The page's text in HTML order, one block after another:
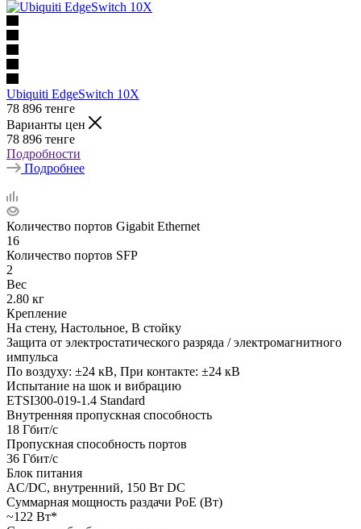
Ubiquiti EdgeSwitch 10X
78 896 тенге
Варианты цен
78 896 тенге
Подробности
Подробнее
Количество портов Gigabit Ethernet
16
Количество портов SFP
2
Вес
2.80 кг
Крепление
На стену, Настольное, В стойку
Защита от электростатического разряда / электромагнитного
импульса
По воздуху: ±24 кВ, При контакте: ±24 кВ
Испытание на шок и вибрацию
ETSI300-019-1.4 Standard
Внутренняя пропускная способность
18 Гбит/с
Пропускная способность портов
36 Гбит/с
Блок питания
AC/DC, внутренний, 150 Вт DC
Суммарная мощность раздачи PoE (Вт)
~122 Вт*